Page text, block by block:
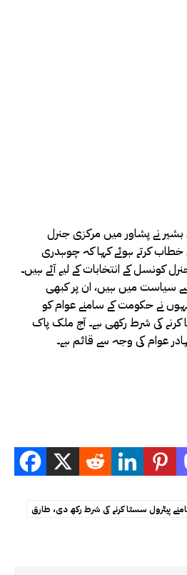
نے پشاور میں مرکزی جنرل
کرتے ہوئے کہا کہ چوہدری
کونسل کے انتخابات کے لیے آئے ہیں۔
میں ہیں، ان پر کبھی
نے حکومت کے سامنے عوام کو
کرنے کی شرط رکھی ہے۔ آج ملک پاک
عوام کی وجہ سے قائم ہے۔
پیٹرول سستا کرنے کی شرط رکھ دی، طارق